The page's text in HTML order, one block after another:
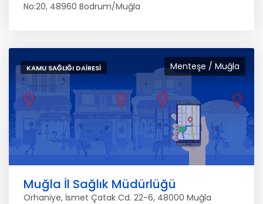
No:20, 48960 Bodrum/Muğla
Menteşe / Muğla
KAMU SAĞLIĞI DAIRESI
Muğla İl Sağlık Müdürlüğü
Orhaniye, İsmet Çatak Cd. 22-6, 48000 Muğla